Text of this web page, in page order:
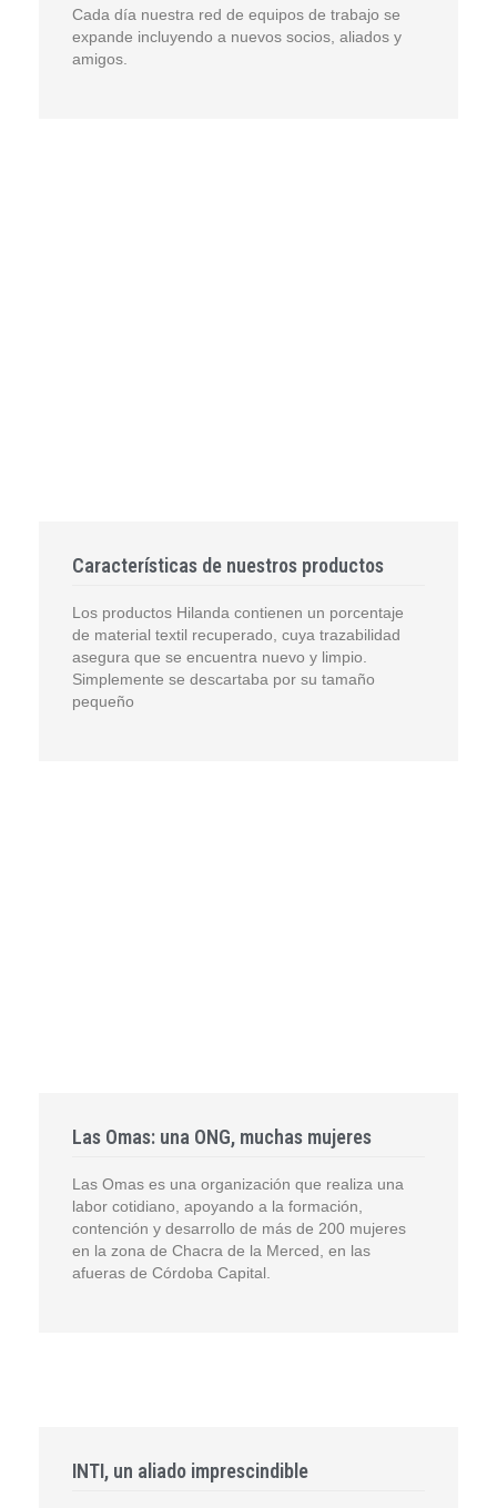
Cada día nuestra red de equipos de trabajo se
expande incluyendo a nuevos socios, aliados y
amigos.
Características de nuestros productos
Los productos Hilanda contienen un porcentaje
de material textil recuperado, cuya trazabilidad
asegura que se encuentra nuevo y limpio.
Simplemente se descartaba por su tamaño
pequeño
Las Omas: una ONG, muchas mujeres
Las Omas es una organización que realiza una
labor cotidiano, apoyando a la formación,
contención y desarrollo de más de 200 mujeres
en la zona de Chacra de la Merced, en las
afueras de Córdoba Capital.
INTI, un aliado imprescindible